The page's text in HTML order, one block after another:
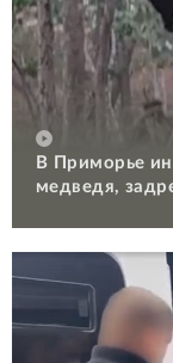
В Приморье
медведя,